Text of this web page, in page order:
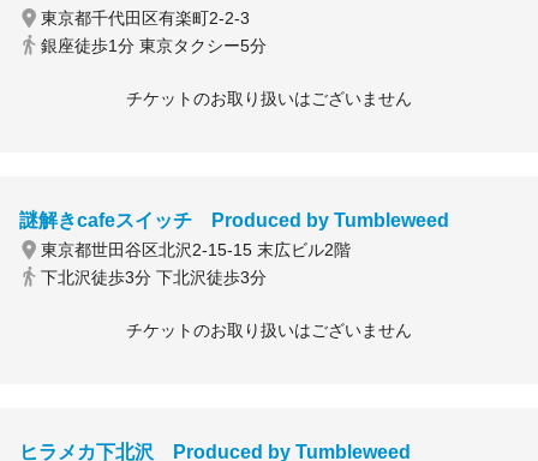
東京都千代田区有楽町2-2-3
銀座徒歩1分 東京タクシー5分
チケットのお取り扱いはございません
謎解きcafeスイッチ Produced by Tumbleweed
東京都世田谷区北沢2-15-15 末広ビル2階
下北沢徒歩3分 下北沢徒歩3分
チケットのお取り扱いはございません
ヒラメカ下北沢 Produced by Tumbleweed